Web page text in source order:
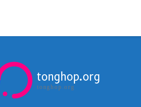
tonghop.org
tonghop.org